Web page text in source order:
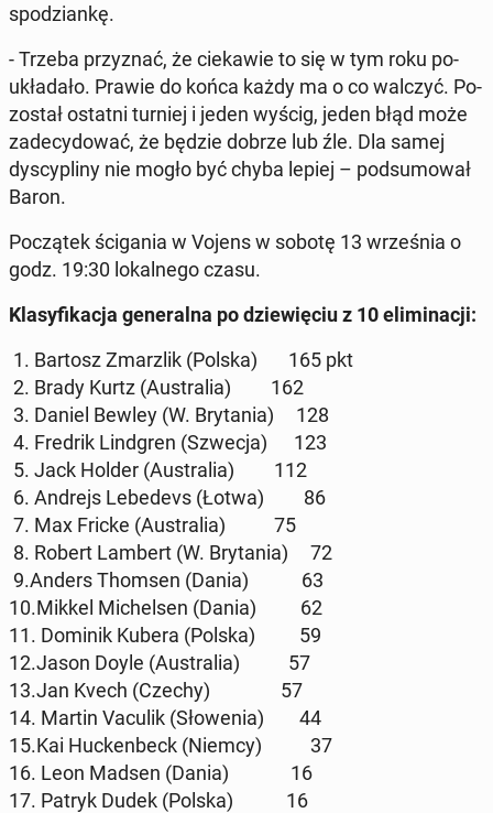
spo­dzian­kę.
- Trzeba przy­znać, że cie­ka­wie to się w tym roku po­
ukła­da­ło. Prawie do końca każdy ma o co walczyć. Po­
zo­stał ostatni turniej i jeden wyścig, jeden błąd może
za­de­cy­do­wać, że będzie dobrze lub źle. Dla samej
dys­cy­pli­ny nie mogło być chyba lepiej – pod­su­mo­wał
Baron.
Po­czą­tek ści­ga­nia w Vojens w sobotę 13 wrze­śnia o
godz. 19:30 lo­kal­ne­go czasu.
Kla­sy­fi­ka­cja ge­ne­ral­na po dzie­wię­ciu z 10 eli­mi­na­cji:
1. Bartosz Zmar­z­lik (Polska) 165 pkt
2. Brady Kurtz (Au­stra­lia) 162
3. Daniel Bewley (W. Bry­ta­nia) 128
4. Fredrik Lind­gren (Szwecja) 123
5. Jack Holder (Au­stra­lia) 112
6. Andrejs Le­be­devs (Łotwa) 86
7. Max Fricke (Au­stra­lia) 75
8. Robert Lambert (W. Bry­ta­nia) 72
9.Anders Thomsen (Dania) 63
10.Mikkel Mi­chel­sen (Dania) 62
11. Dominik Kubera (Polska) 59
12.Jason Doyle (Au­stra­lia) 57
13.Jan Kvech (Czechy) 57
14. Martin Vaculik (Sło­we­nia) 44
15.Kai Huc­ken­beck (Niemcy) 37
16. Leon Madsen (Dania) 16
17. Patryk Dudek (Polska) 16